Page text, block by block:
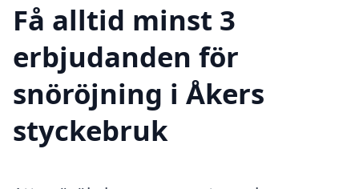
Få alltid minst 3
erbjudanden för
snöröjning i Åkers
styckebruk